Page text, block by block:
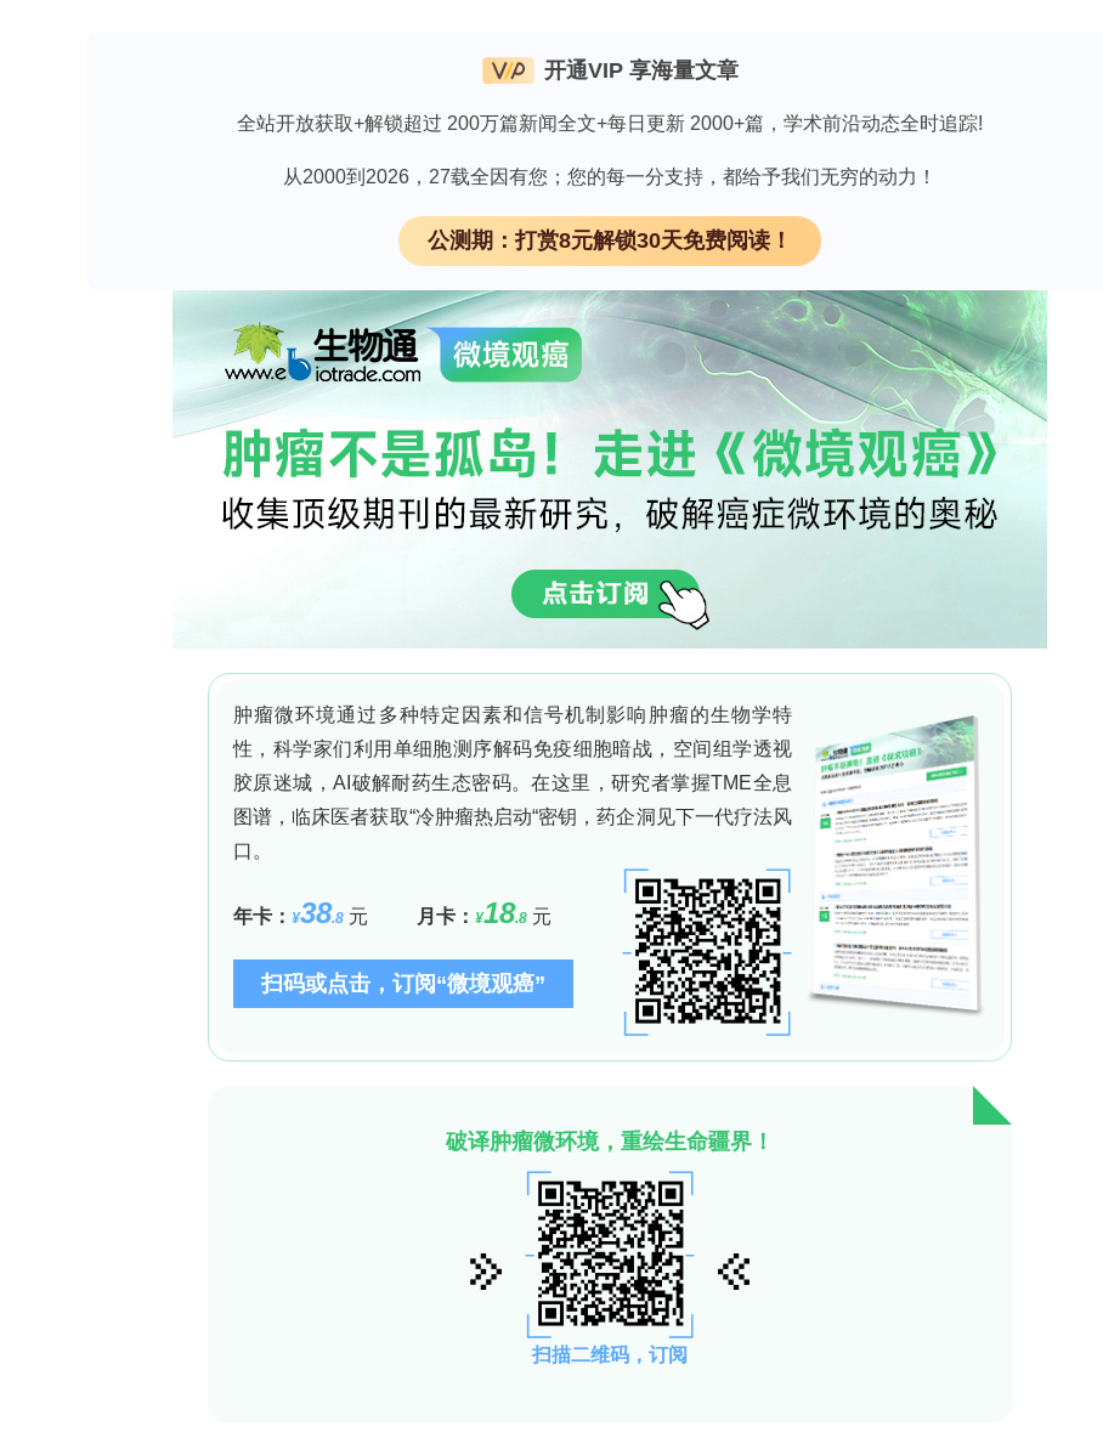
标准（不对称性、边界、颜色和直径）建立有效关联。目前还没有任何框架能够体现这些概念
一种两阶段混合框架——模糊认知可解释人工智能（FC-XAI）来弥补这一缺陷。第一阶段，使
用ResNet-50模型进行黑色素瘤检测；第二阶段，借助SHAP技术识别出关键的图像区域，并
将其映射到高级别的临床概念上。这些概念构成了模糊认知图（FCM）的节点，而FCM是一种
基于图的动态模型，能够实现结构化的概念级推理。该FC-XAI框架在ISIC黑色素瘤数据集上进
行了测试：基础深度学习模型的恶性类别AUC值为0.9832（95%置信区间：[0.90, 1.00]），
准确率为84%，召回率为80%。通过FCM生成的解释则提供了清晰、结构化的概念级说明（例
如，高度的不对称性和边界不规则性会显著增加恶性概率）。不确定性指标显示，中等不确定
性场景下的准确率为82.4%，而低不确定性场景下仅为57.1%，这一结果对临床分类具有直接
指导意义。在PH2数据集上的外部实验也得到了类似结果：AUC值为0.9498，且FCM解释具
有临床合理性，表明该框架具备良好的跨数据集泛化能力。通过将预测型深度学习模型与透明
的结构化概念级因果模型相结合，FC-XAI为构建可靠的皮肤科人工智能系统迈出了重要一步。
打赏
开通VIP 享海量文章
全站开放获取+解锁超过 200万篇新闻全文+每日更新 2000+篇，学术前沿动态全时追踪!
从2000到2026，27载全因有您；您的每一分支持，都给予我们无穷的动力！
公测期：打赏8元解锁30天免费阅读！